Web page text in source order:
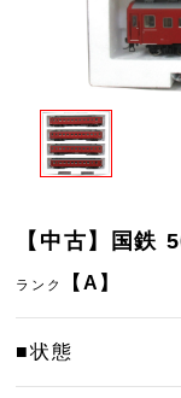
【中古】国鉄
ランク 【A】
■状態